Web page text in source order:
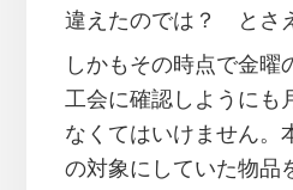
違えたのでは？ とさ
しかもその時点で金曜
工会に確認しようにも
なくてはいけません。
の対象にしていた物品